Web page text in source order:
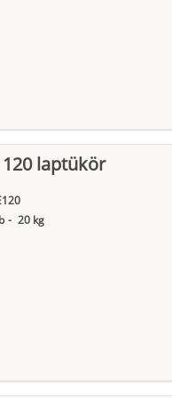
120 laptükör
- 20 kg